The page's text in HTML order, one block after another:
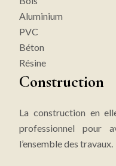
Aluminium
PVC
Béton
Résine
Construction
La construction en
professionnel pour
l’ensemble des travaux.